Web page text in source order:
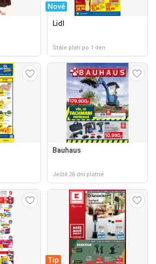
Nové
Lidl
Stále platí po 1 den
Bauhaus
Ještě 26 dní platné
Tip